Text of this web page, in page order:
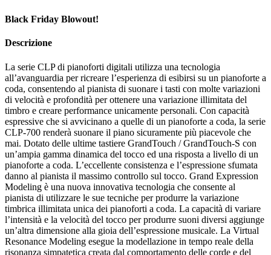
Black Friday Blowout!
Descrizione
La serie CLP di pianoforti digitali utilizza una tecnologia
all’avanguardia per ricreare l’esperienza di esibirsi su un pianoforte a
coda, consentendo al pianista di suonare i tasti con molte variazioni
di velocità e profondità per ottenere una variazione illimitata del
timbro e creare performance unicamente personali. Con capacità
espressive che si avvicinano a quelle di un pianoforte a coda, la serie
CLP-700 renderà suonare il piano sicuramente più piacevole che
mai. Dotato delle ultime tastiere GrandTouch / GrandTouch-S con
un’ampia gamma dinamica del tocco ed una risposta a livello di un
pianoforte a coda. L’eccellente consistenza e l’espressione sfumata
danno al pianista il massimo controllo sul tocco. Grand Expression
Modeling è una nuova innovativa tecnologia che consente al
pianista di utilizzare le sue tecniche per produrre la variazione
timbrica illimitata unica dei pianoforti a coda. La capacità di variare
l’intensità e la velocità del tocco per produrre suoni diversi aggiunge
un’altra dimensione alla gioia dell’espressione musicale. La Virtual
Resonance Modeling esegue la modellazione in tempo reale della
risonanza simpatetica creata dal comportamento delle corde e del